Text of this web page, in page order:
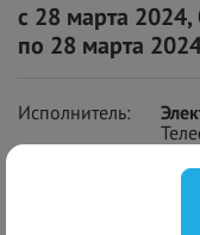
с 28 марта 2024,
по 28 марта
Исполнитель: